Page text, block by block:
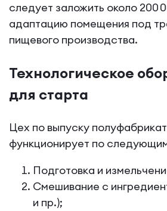
следует заложить около 200
адаптацию помещения под
пищевого производства.
Технологическое
для старта
Цех по выпуску
функционирует по
Подготовка и
Смешивание с
и пр.);